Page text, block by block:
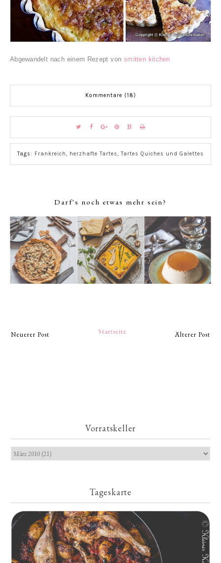
Abgewandelt nach einem Rezept vonsmitten kitchen
Kommentare (18)
Tags: Frankreich, herzhafte Tartes,Tartes Quiches und Galettes
Darf's noch etwas mehr sein?
Neuerer Post Älterer Post
Startseite
Vorratskeller
Tageskarte